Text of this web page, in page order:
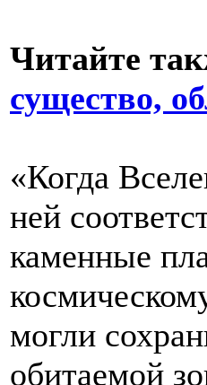
Читайте
существо,
«Когда
ней
каменные
могли
обитаемой